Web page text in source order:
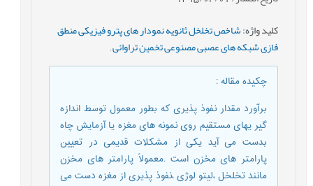
کلید واژه:شاخص تخلخل ثانویه نمودار های پترو فیزیکی منطق
فازی شبکه های عصبی مصنوعی تخمین تراوائی,
چکیده مقاله:
برآورد مقدار نفوذ پذیری که بطور معمول توسط اندازه
گیر یهای مستقیم روی نمونه های مغزه یا آزمایش چاه
بدست می آید یکی از مشکلات قدیمی در تعیین
پارامتر های مخزن است .معمولاً پارامتر های مخزن
مانند تخلخل ،لیتو لوژی ،نفوذ پذیری از مغزه دست می